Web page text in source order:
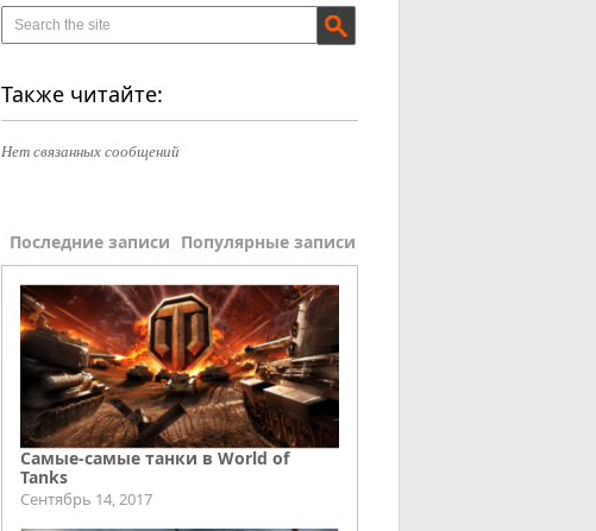
Также читайте:
Нет связанных сообщений
Последние записи Популярные записи
Самые-самые танки в World of
Tanks
Сентябрь 14, 2017